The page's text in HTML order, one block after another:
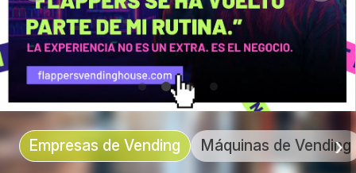
Empresas de Vending Máquinas de Vending